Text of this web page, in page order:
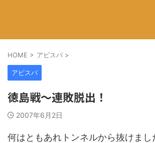
HOME > アビスパ >
アビスパ
徳島戦～連敗脱出！
2007年6月2日
何はともあれトンネルから抜けまし